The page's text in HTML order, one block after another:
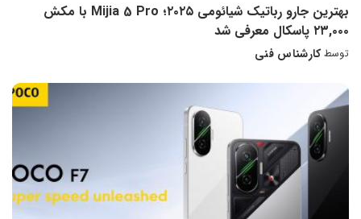
بهترین جارو رباتیک شیائومی ۲۰۲۵؛ Mijia 5 Pro با مکش
۲۳,۰۰۰ پاسکال معرفی شد
ارسال
توسطکارشناس فنی